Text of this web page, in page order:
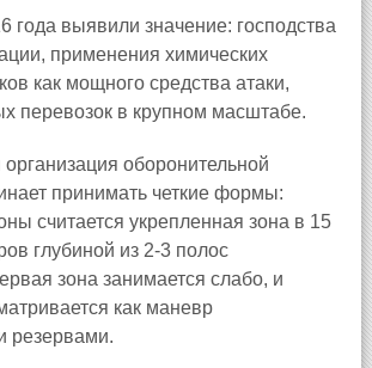
года выявили значение: господства
применения химических
как мощного средства атаки,
перевозок в крупном масштабе.
оборонительной
принимать четкие формы:
считается укрепленная зона в 15
глубиной из 2-3 полос
зона занимается слабо, и
как маневр
резервами.